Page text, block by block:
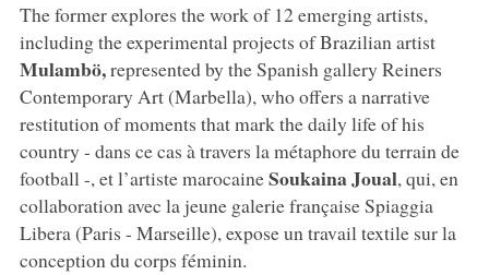
The former explores the work of 12 emerging artists,
including the experimental projects of Brazilian artist
Mulambö,represented by the Spanish gallery Reiners
Contemporary Art (Marbella), who offers a narrative
restitution of moments that mark the daily life of his
country - dans ce cas à travers la métaphore du terrain de
football -, et l’artiste marocaineSoukaina Joual, qui, en
collaboration avec la jeune galerie française Spiaggia
Libera (Paris - Marseille), expose un travail textile sur la
conception du corps féminin.